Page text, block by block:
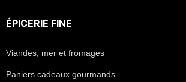
ÉPICERIE FINE
Viandes, mer et fromages
Paniers cadeaux gourmands